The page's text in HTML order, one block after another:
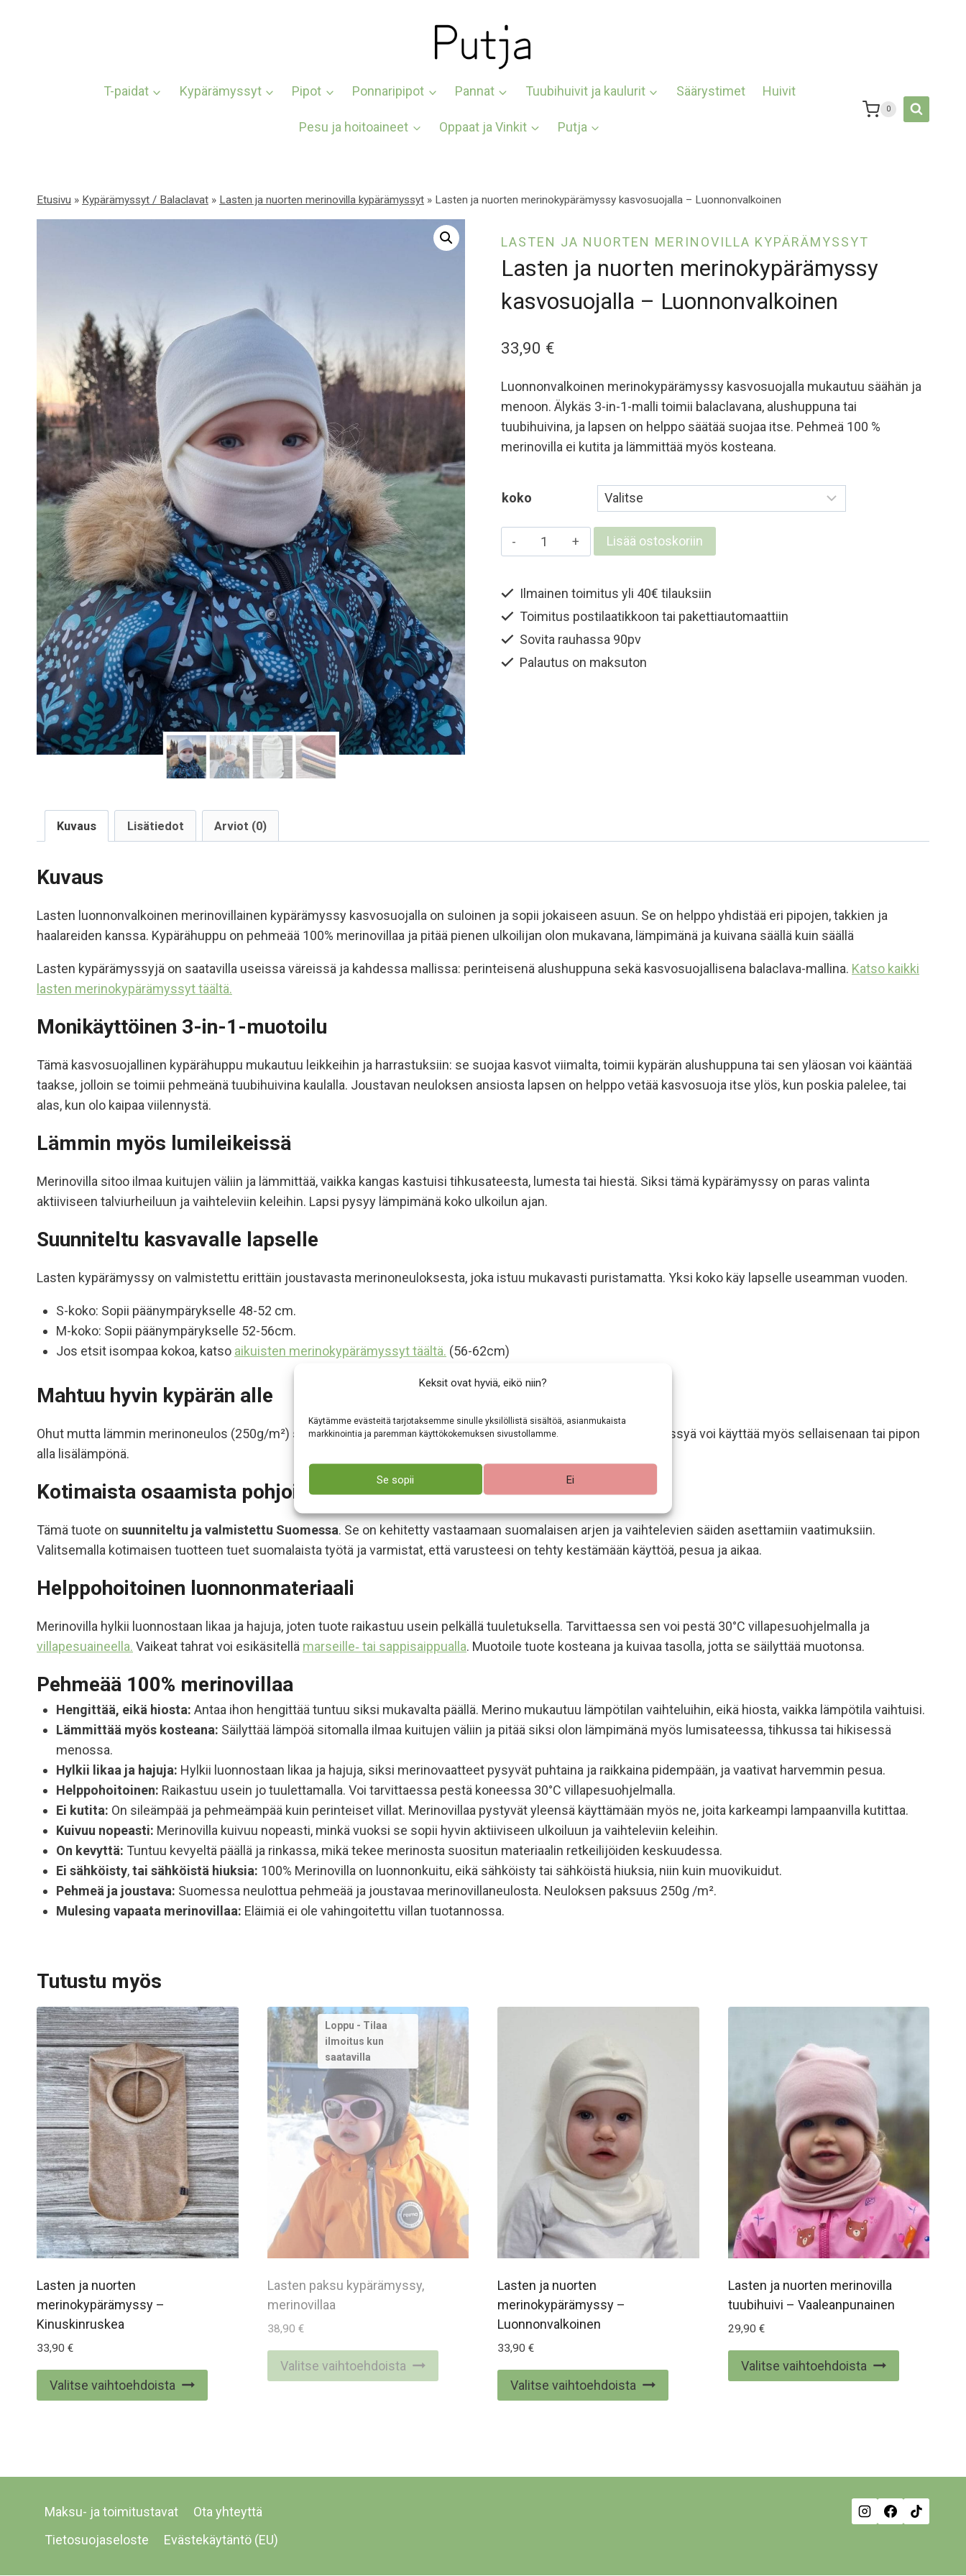
Keksit ovat hyviä, eikö niin?
Käytämme evästeitä tarjotaksemme sinulle yksilöllistä sisältöä, asianmukaista
markkinointia ja paremman käyttökokemuksen sivustollamme.
Se sopii Ei
T-paidat Kypärämyssyt Pipot Ponnaripipot Pannat Tuubihuivit ja kaulurit Säärystimet Huivit
Pesu ja hoitoaineet Oppaat ja Vinkit Putja
0
Etusivu » Kypärämyssyt / Balaclavat » Lasten ja nuorten merinovilla kypärämyssyt » Lasten ja nuorten merinokypärämyssy kasvosuojalla – Luonnonvalkoinen
LASTEN JA NUORTEN MERINOVILLA KYPÄRÄMYSSYT
Lasten ja nuorten merinokypärämyssy
kasvosuojalla – Luonnonvalkoinen
33,90 €
Luonnonvalkoinen merinokypärämyssy kasvosuojalla mukautuu säähän ja
menoon. Älykäs 3-in-1-malli toimii balaclavana, alushuppuna tai
tuubihuivina, ja lapsen on helppo säätää suojaa itse. Pehmeä 100 %
merinovilla ei kutita ja lämmittää myös kosteana.
koko
Lasten
ja
merinokypärämyssy
kasvosuojalla
-
Luonnonvalkoinen
Lisää ostoskoriin
Ilmainen toimitus yli 40€ tilauksiin
Toimitus postilaatikkoon tai pakettiautomaattiin
Sovita rauhassa 90pv
Palautus on maksuton
Kuvaus Lisätiedot Arviot (0)
Kuvaus
Lasten luonnonvalkoinen merinovillainen kypärämyssy kasvosuojalla on suloinen ja sopii jokaiseen asuun. Se on helppo yhdistää eri pipojen, takkien ja
haalareiden kanssa. Kypärähuppu on pehmeää 100% merinovillaa ja pitää pienen ulkoilijan olon mukavana, lämpimänä ja kuivana säällä kuin säällä
Lasten kypärämyssyjä on saatavilla useissa väreissä ja kahdessa mallissa: perinteisenä alushuppuna sekä kasvosuojallisena balaclava-mallina. Katso kaikki
lasten merinokypärämyssyt täältä.
Monikäyttöinen 3-in-1-muotoilu
Tämä kasvosuojallinen kypärähuppu mukautuu leikkeihin ja harrastuksiin: se suojaa kasvot viimalta, toimii kypärän alushuppuna tai sen yläosan voi kääntää
taakse, jolloin se toimii pehmeänä tuubihuivina kaulalla. Joustavan neuloksen ansiosta lapsen on helppo vetää kasvosuoja itse ylös, kun poskia palelee, tai
alas, kun olo kaipaa viilennystä.
Lämmin myös lumileikeissä
Merinovilla sitoo ilmaa kuitujen väliin ja lämmittää, vaikka kangas kastuisi tihkusateesta, lumesta tai hiestä. Siksi tämä kypärämyssy on paras valinta
aktiiviseen talviurheiluun ja vaihteleviin keleihin. Lapsi pysyy lämpimänä koko ulkoilun ajan.
Suunniteltu kasvavalle lapselle
Lasten kypärämyssy on valmistettu erittäin joustavasta merinoneuloksesta, joka istuu mukavasti puristamatta. Yksi koko käy lapselle useamman vuoden.
S-koko: Sopii päänympärykselle 48-52 cm.
M-koko: Sopii päänympärykselle 52-56cm.
Jos etsit isompaa kokoa, katso aikuisten merinokypärämyssyt täältä. (56-62cm)
Mahtuu hyvin kypärän alle
Ohut mutta lämmin merinoneulos (250g/m²) sopii hyvin laskettelu-, pyöräily- ja ratsastuskypärän alle. Kypärämyssyä voi käyttää myös sellaisenaan tai pipon
alla lisälämpönä.
Kotimaista osaamista pohjoisiin oloihin
Tämä tuote on suunniteltu ja valmistettu Suomessa. Se on kehitetty vastaamaan suomalaisen arjen ja vaihtelevien säiden asettamiin vaatimuksiin.
Valitsemalla kotimaisen tuotteen tuet suomalaista työtä ja varmistat, että varusteesi on tehty kestämään käyttöä, pesua ja aikaa.
Helppohoitoinen luonnonmateriaali
Merinovilla hylkii luonnostaan likaa ja hajuja, joten tuote raikastuu usein pelkällä tuuletuksella. Tarvittaessa sen voi pestä 30°C villapesuohjelmalla ja
villapesuaineella. Vaikeat tahrat voi esikäsitellä marseille‑ tai sappisaippualla. Muotoile tuote kosteana ja kuivaa tasolla, jotta se säilyttää muotonsa.
Pehmeää 100% merinovillaa
Hengittää, eikä hiosta: Antaa ihon hengittää tuntuu siksi mukavalta päällä. Merino mukautuu lämpötilan vaihteluihin, eikä hiosta, vaikka lämpötila vaihtuisi.
Lämmittää myös kosteana: Säilyttää lämpöä sitomalla ilmaa kuitujen väliin ja pitää siksi olon lämpimänä myös lumisateessa, tihkussa tai hikisessä
menossa.
Hylkii likaa ja hajuja: Hylkii luonnostaan likaa ja hajuja, siksi merinovaatteet pysyvät puhtaina ja raikkaina pidempään, ja vaativat harvemmin pesua.
Helppohoitoinen: Raikastuu usein jo tuulettamalla. Voi tarvittaessa pestä koneessa 30°C villapesuohjelmalla.
Ei kutita: On sileämpää ja pehmeämpää kuin perinteiset villat. Merinovillaa pystyvät yleensä käyttämään myös ne, joita karkeampi lampaanvilla kutittaa.
Kuivuu nopeasti: Merinovilla kuivuu nopeasti, minkä vuoksi se sopii hyvin aktiiviseen ulkoiluun ja vaihteleviin keleihin.
On kevyttä: Tuntuu kevyeltä päällä ja rinkassa, mikä tekee merinosta suositun materiaalin retkeilijöiden keskuudessa.
Ei sähköisty,tai sähköistä hiuksia: 100% Merinovilla on luonnonkuitu, eikä sähköisty tai sähköistä hiuksia, niin kuin muovikuidut.
Pehmeä ja joustava: Suomessa neulottua pehmeää ja joustavaa merinovillaneulosta. Neuloksen paksuus 250g /m².
Mulesing vapaata merinovillaa: Eläimiä ei ole vahingoitettu villan tuotannossa.
Tutustu myös
Lasten ja nuorten
merinokypärämyssy –
Kinuskinruskea
33,90 €
Valitse vaihtoehdoista
tuotteella
Voit
valinnat
tuotteen
Lasten paksu kypärämyssy,
merinovillaa
38,90 €
Valitse vaihtoehdoista
tuotteella
tehdä
Lasten ja nuorten
merinokypärämyssy –
Luonnonvalkoinen
33,90 €
Valitse vaihtoehdoista
tuotteella
Voit
Lasten ja nuorten merinovilla
tuubihuivi – Vaaleanpunainen
29,90 €
Valitse vaihtoehdoista
tuotteella
tehdä
valinnat
tuotteen
Maksu- ja toimitustavat
Ota yhteyttä
Tietosuojaseloste
Evästekäytäntö (EU)